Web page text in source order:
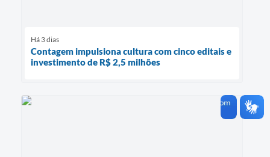
Há 3 dias
Contagem impulsiona cultura com cinco editais e
investimento de R$ 2,5 milhões